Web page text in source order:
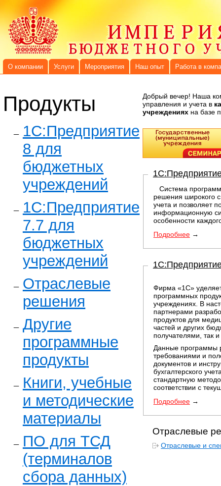
О компании Услуги Мероприятия Наш опыт Работа в
Продукты
1C:Предприятие
8 для
бюджетных
учреждений
1С:Предприятие
7.7 для
бюджетных
учреждений
Отраслевые
решения
Другие
программные
продукты
Книги, учебные
и методические
материалы
ПО для ТСД
(терминалов
сбора данных)
Добрый вечер! Наша
управления и учета в
учреждениях на базе
Система
решения широкого
учета и позволяет
информационную
особенности
Подробнее →
Фирма «1С»
программных
учреждениях. В
партнерами
продуктов для
частей и других
получателями, так
Данные программы
требованиями и
документов и
бухгалтерского
стандартную
соответствии с
Подробнее →
Отраслевые
Отраслевые и